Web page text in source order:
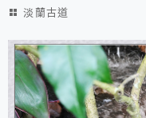
淡蘭古道